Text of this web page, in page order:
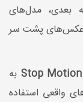
بعدی، مدل‌های
عکس‌های پشت سر
Stop Motion به
واقعی استفاده